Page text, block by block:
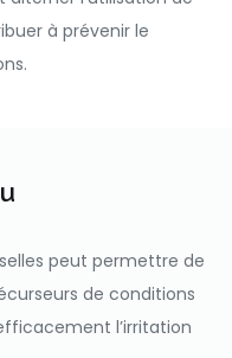
à prévenir le
peut permettre de
de conditions
l’irritation